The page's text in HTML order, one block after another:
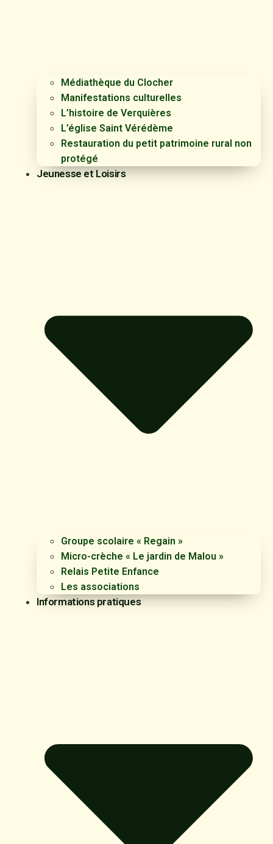
Médiathèque du Clocher
Manifestations culturelles
L’histoire de Verquières
L’église Saint Vérédème
Restauration du petit patrimoine rural non
protégé
Jeunesse et Loisirs
Groupe scolaire « Regain »
Micro-crèche « Le jardin de Malou »
Relais Petite Enfance
Les associations
Informations pratiques